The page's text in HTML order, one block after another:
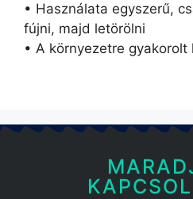
• Használata egyszerű,
fújni, majd letörölni
• A környezetre gyakorolt